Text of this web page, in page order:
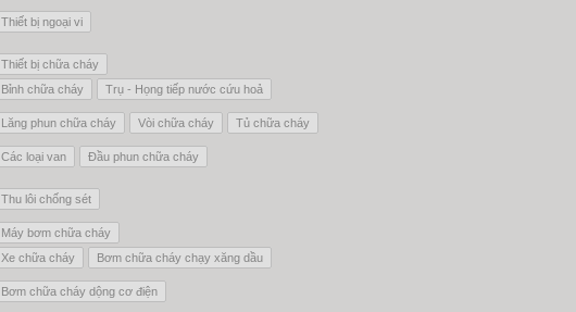
Thiết bị ngoại vi
Thiết bị chữa cháy
Bỉnh chữa cháy
Trụ - Họng tiếp nước cứu hoả
Lăng phun chữa cháy Vòi chữa cháy Tủ chữa cháy
Các loại van Đầu phun chữa cháy
Thu lôi chống sét
Máy bơm chữa cháy
Xe chữa cháy
Bơm chữa cháy chạy xăng dầu
Bơm chữa cháy dộng cơ điện